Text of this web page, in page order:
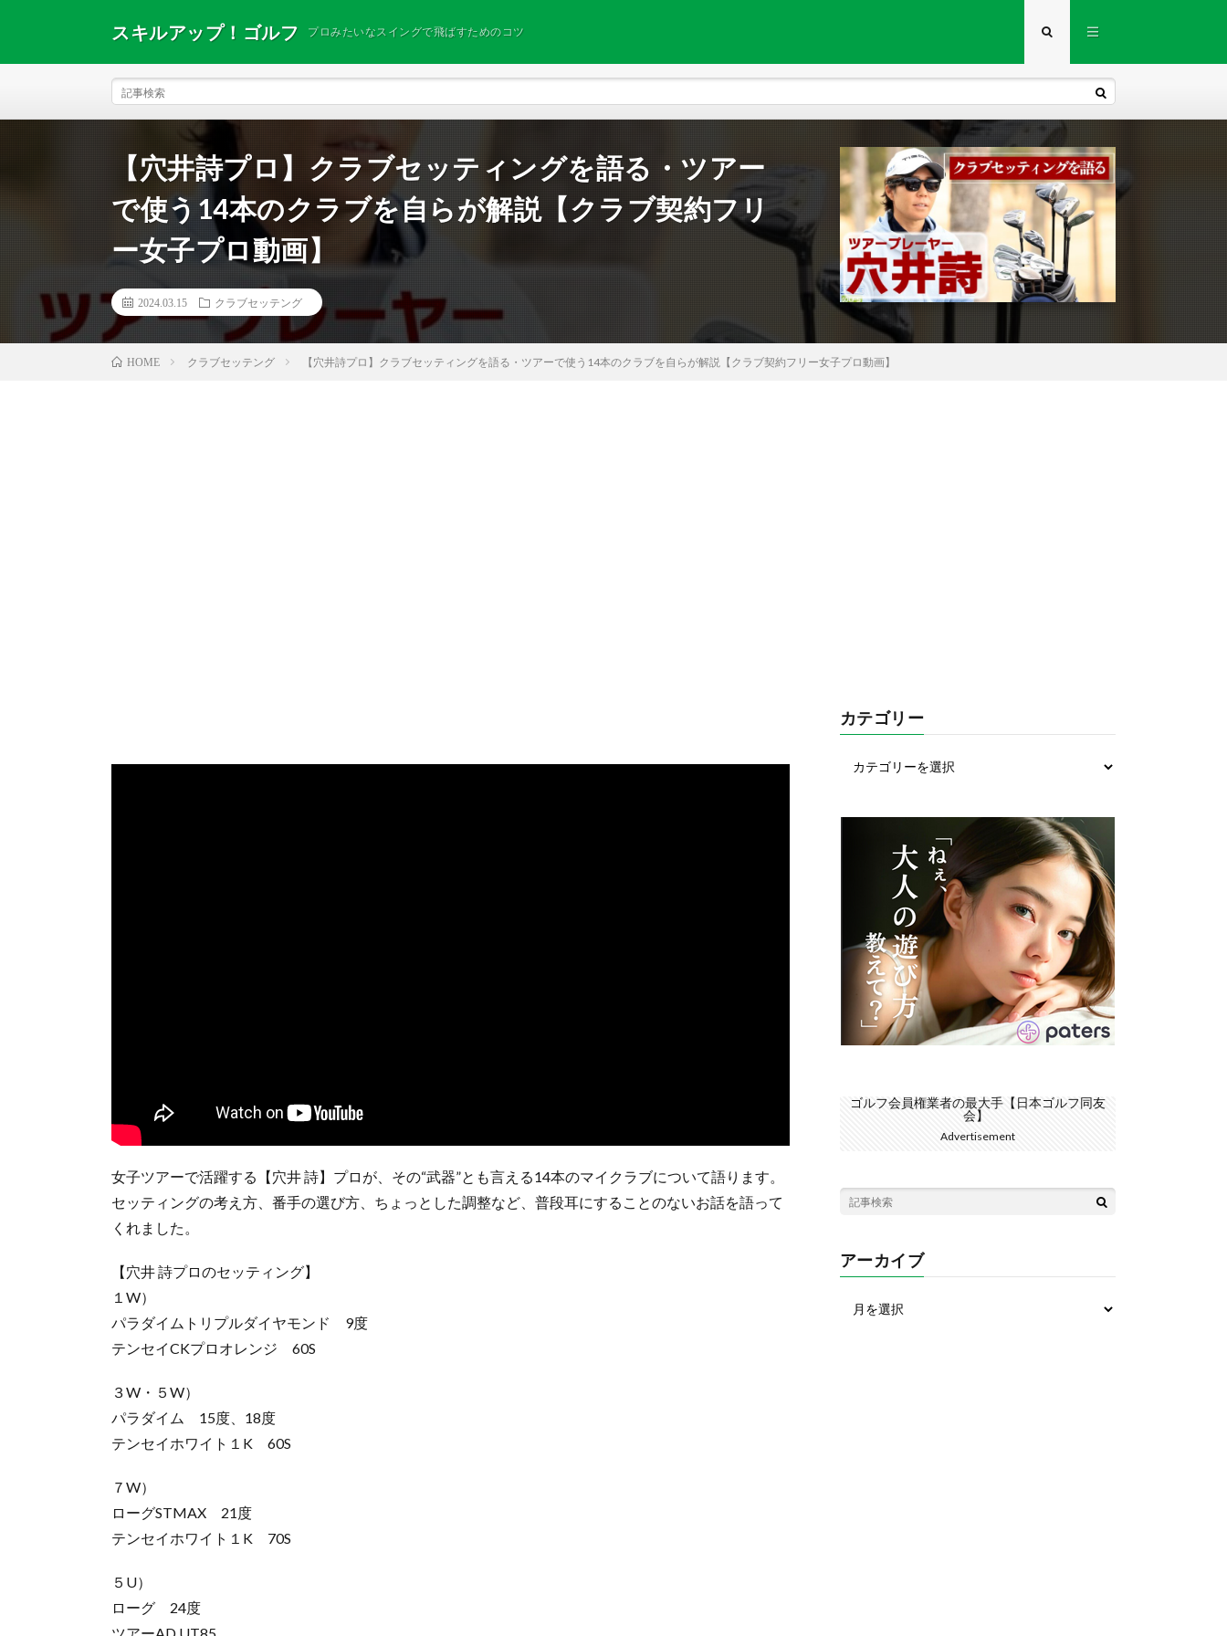
スキルアップ！ゴルフ プロみたいなスイングで飛ばすためのコツ
【穴井詩プロ】クラブセッティングを語る・ツアー
で使う14本のクラブを自らが解説【クラブ契約フリ
ー女子プロ動画】
2024.03.15 クラブセッテング
HOME クラブセッテング 【穴井詩プロ】クラブセッティングを語る・ツアーで使う14本のクラブを自らが解説【クラブ契約フリー女子プロ動画】
女子ツアーで活躍する【穴井 詩】プロが、その“武器”とも言える14本のマイクラブについて語ります。
セッティングの考え方、番手の選び方、ちょっとした調整など、普段耳にすることのないお話を語って
くれました。
【穴井 詩プロのセッティング】
１W）
パラダイムトリプルダイヤモンド 9度
テンセイCKプロオレンジ 60S
３W・５W）
パラダイム 15度、18度
テンセイホワイト１K 60S
７W）
ローグSTMAX 21度
テンセイホワイト１K 70S
５U）
ローグ 24度
ツアーAD UT85
カテゴリー
ゴルフ会員権業者の最大手【日本ゴルフ同友
会】
Advertisement
アーカイブ